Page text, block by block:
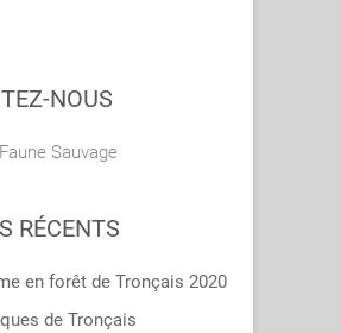
NOUS
Sauvage
RÉCENTS
en forêt de Tronçais 2020
de Tronçais